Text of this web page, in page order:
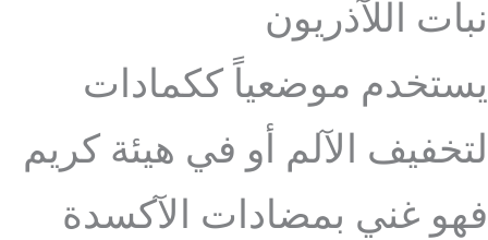
نبات اللآذريون
يستخدم موضعياً ككمادات
لتخفيف الآلم أو في هيئة كريم
فهو غني بمضادات الآكسدة